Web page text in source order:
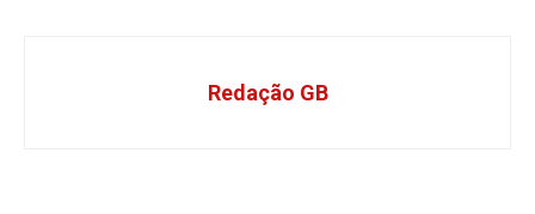
Redação GB